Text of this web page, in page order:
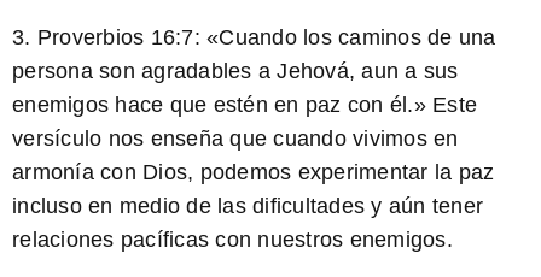
3. Proverbios 16:7: «Cuando los caminos de una
persona son agradables a Jehová, aun a sus
enemigos hace que estén en paz con él.» Este
versículo nos enseña que cuando vivimos en
armonía con Dios, podemos experimentar la paz
incluso en medio de las dificultades y aún tener
relaciones pacíficas con nuestros enemigos.